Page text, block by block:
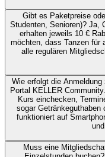
Gibt es Paketpreise
Studenten, Senioren)? Ja,
erhalten jeweils 10 €
möchten, dass Tanzen für alle
alle regulären
Wie erfolgt die Anmeldung
Portal KELLER
Kurs einchecken,
sogar Getränkeguthaben oder
funktioniert auf
Muss eine